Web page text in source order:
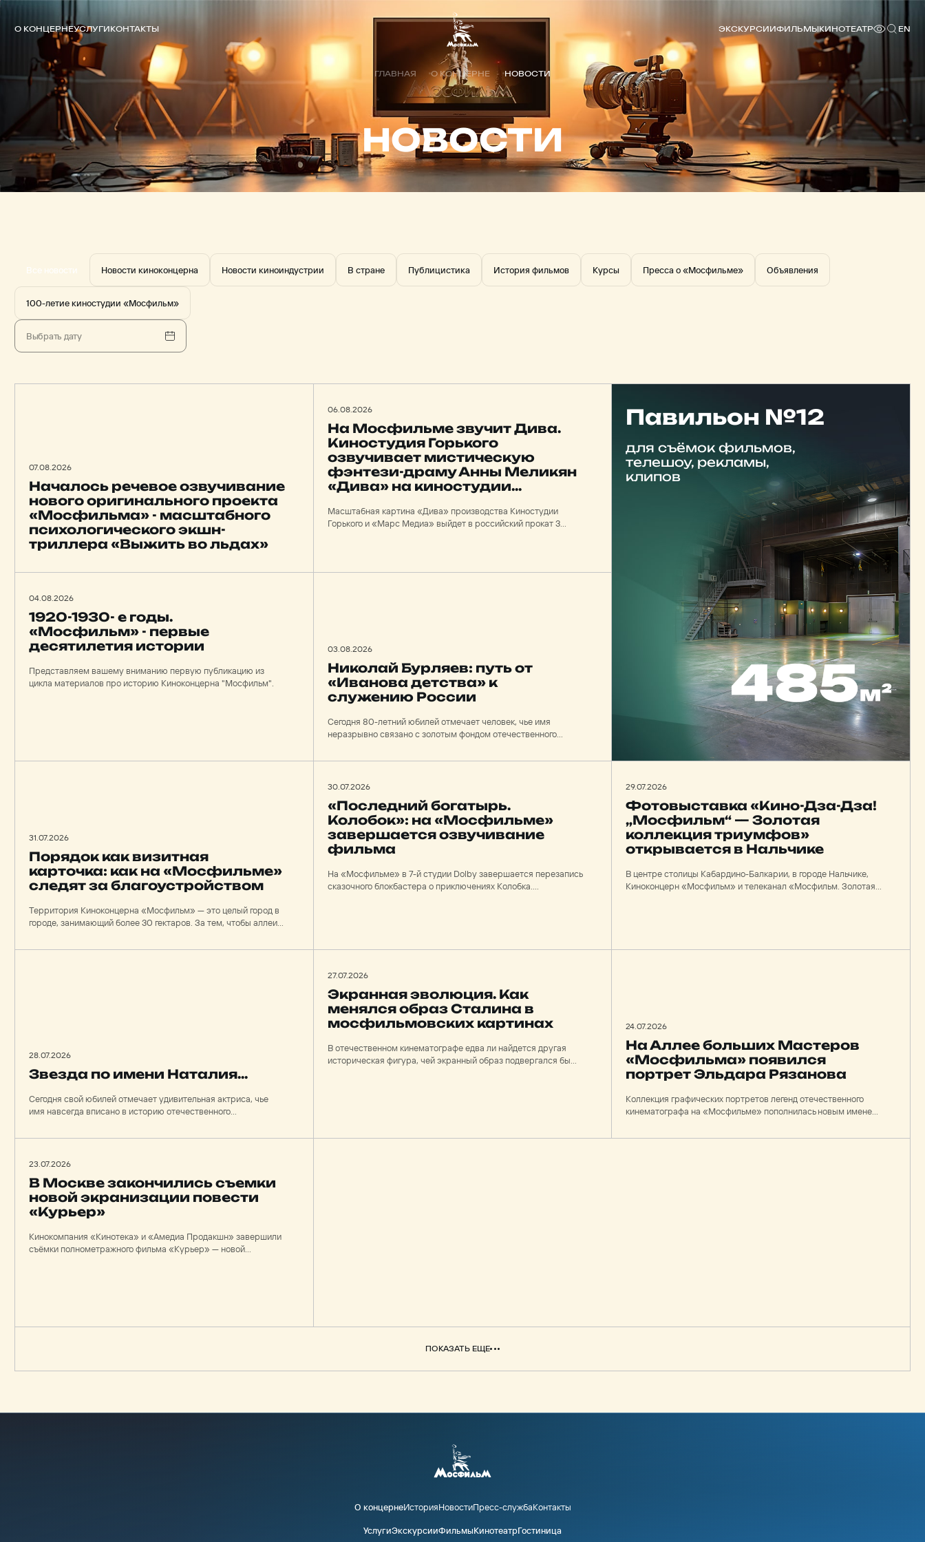
О КОНЦЕРНЕУСЛУГИКОНТАКТЫ ЭКСКУРСИИФИЛЬМЫКИНОТЕАТР EN
ГЛАВНАЯ О КОНЦЕРНЕ НОВОСТИ
НОВОСТИ
Все новости Новости киноконцерна Новости киноиндустрии В стране Публицистика История фильмов Курсы Пресса о «Мосфильме» Объявления
100-летие киностудии «Мосфильм»
07.08.2026
Началось речевое озвучивание
нового оригинального проекта
«Мосфильма» - масштабного
психологического экшн-
триллера «Выжить во льдах»
06.08.2026
На Мосфильме звучит Дива.
Киностудия Горького
озвучивает мистическую
фэнтези-драму Анны Меликян
«Дива» на киностудии
Масштабная картина «Дива» производства Киностудии
Горького и «Марс Медиа» выйдет в российский прокат 3
Павильон №12
для съёмок фильмов,
телешоу, рекламы,
клипов
04.08.2026
1920-1930- е годы.
«Мосфильм» - первые
десятилетия истории
Представляем вашему вниманию первую публикацию из
цикла материалов про историю Киноконцерна "Мосфильм".
03.08.2026
Николай Бурляев: путь от
«Иванова детства» к
служению России
Сегодня 80-летний юбилей отмечает человек, чье имя
неразрывно связано с золотым фондом отечественного
Петрович Бурляев. Вся его творческая биография – это яркий
проникновения в образ и неустанного поиска правды.
31.07.2026
Порядок как визитная
карточка: как на «Мосфильме»
следят за благоустройством
Территория Киноконцерна «Мосфильм» — это целый город в
городе, занимающий более 30 гектаров. За тем, чтобы аллеи,
открытки, стоит ежедневный, незаметный на первый взгляд
30.07.2026
«Последний богатырь.
Колобок»: на «Мосфильме»
завершается озвучивание
фильма
На «Мосфильме» в 7-й студии Dolby завершается перезапись
сказочного блокбастера о приключениях Колобка.
спецэффектов и как команда фильма создавала уникальное
29.07.2026
Фотовыставка «Кино-Дза-Дза!
„Мосфильм“ — Золотая
коллекция триумфов»
открывается в Нальчике
В центре столицы Кабардино-Балкарии, в городе Нальчике,
Киноконцерн «Мосфильм» и телеканал «Мосфильм. Золотая
при поддержке Института развития города «Платформа».
28.07.2026
Звезда по имени Наталия…
Сегодня свой юбилей отмечает удивительная актриса, чье
имя навсегда вписано в историю отечественного
жизненный и творческий путь — это история удивительных
27.07.2026
Экранная эволюция. Как
менялся образ Сталина в
мосфильмовских картинах
В отечественном кинематографе едва ли найдется другая
историческая фигура, чей экранный образ подвергался бы
24.07.2026
На Аллее больших Мастеров
«Мосфильма» появился
портрет Эльдара Рязанова
Коллекция графических портретов легенд отечественного
кинематографа на «Мосфильме» пополнилась новым именем
выполнен в технике Urbanfresco и размещён на здании одного
23.07.2026
В Москве закончились съемки
новой экранизации повести
«Курьер»
Кинокомпания «Кинотека» и «Амедиа Продакшн» завершили
съёмки полнометражного фильма «Курьер» — новой
ПОКАЗАТЬ ЕЩЕ
О концернеИсторияНовостиПресс-службаКонтакты
УслугиЭкскурсииФильмыКинотеатрГостиница